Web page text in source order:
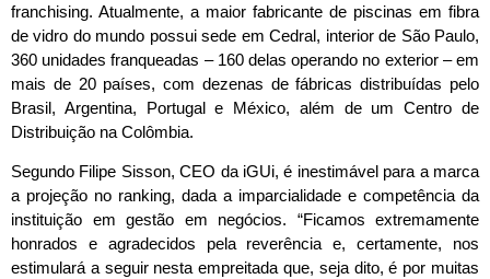
franchising. Atualmente, a maior fabricante de piscinas em fibra
de vidro do mundo possui sede em Cedral, interior de São Paulo,
360 unidades franqueadas – 160 delas operando no exterior – em
mais de 20 países, com dezenas de fábricas distribuídas pelo
Brasil, Argentina, Portugal e México, além de um Centro de
Distribuição na Colômbia.
Segundo Filipe Sisson, CEO da iGUi, é inestimável para a marca
a projeção no ranking, dada a imparcialidade e competência da
instituição em gestão em negócios. “Ficamos extremamente
honrados e agradecidos pela reverência e, certamente, nos
estimulará a seguir nesta empreitada que, seja dito, é por muitas